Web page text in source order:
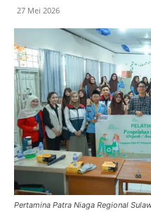
27 Mei 2026
Pertamina Patra Niaga Regional